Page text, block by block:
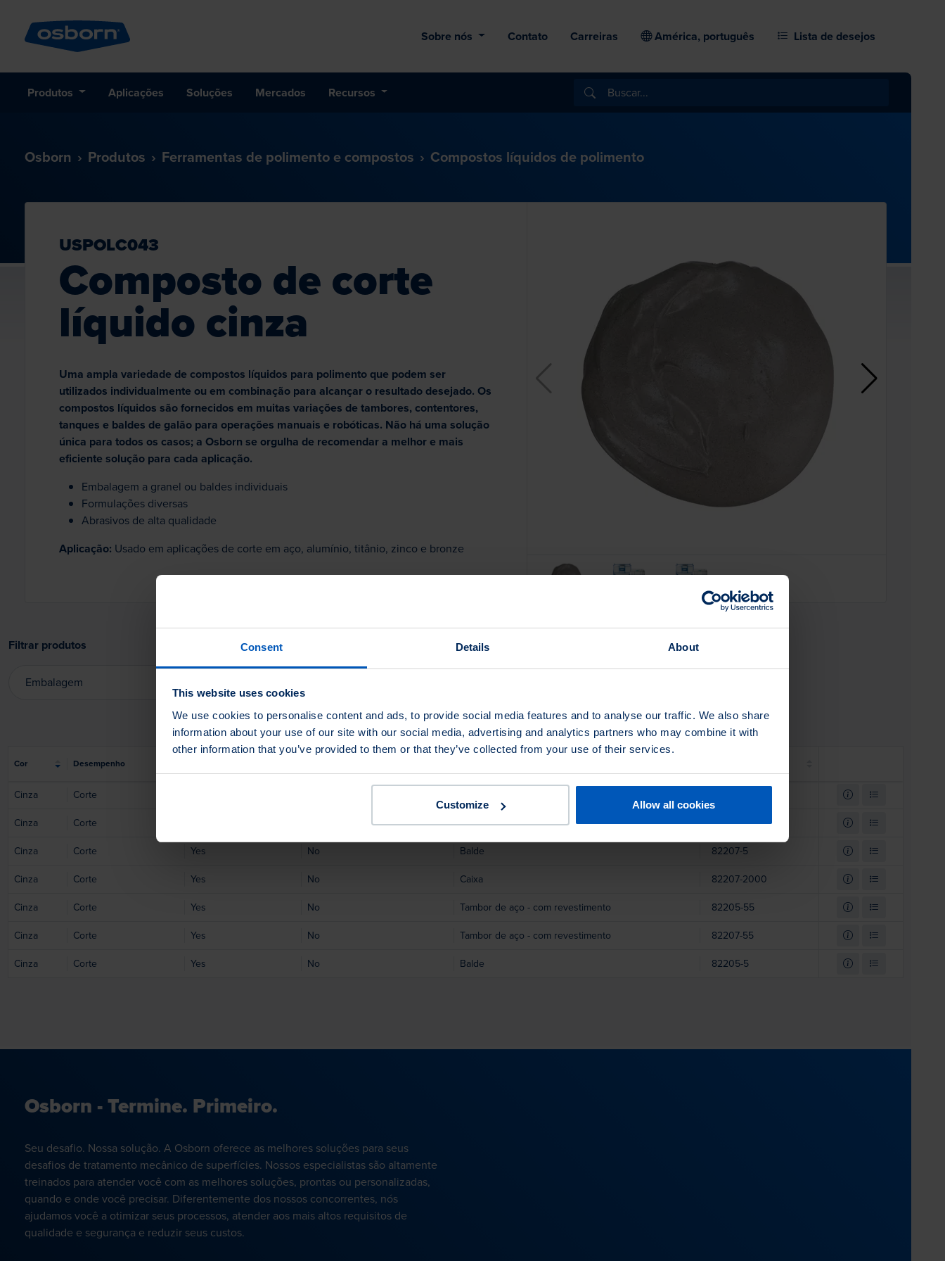
Consent Details About
This website uses cookies
We use cookies to personalise content and ads, to provide social media features and to analyse our traffic. We also share
information about your use of our site with our social media, advertising and analytics partners who may combine it with
other information that you’ve provided to them or that they’ve collected from your use of their services.
Customize Allow all cookies
Sobre nós Contato Carreiras América, português Lista de desejos
Produtos Aplicações Soluções Mercados Recursos
Osborn Produtos Ferramentas de polimento e compostos Compostos líquidos de polimento
USPOLC043
Composto de corte
líquido cinza
Uma ampla variedade de compostos líquidos para polimento que podem ser
utilizados individualmente ou em combinação para alcançar o resultado desejado. Os
compostos líquidos são fornecidos em muitas variações de tambores, contentores,
tanques e baldes de galão para operações manuais e robóticas. Não há uma solução
única para todos os casos; a Osborn se orgulha de recomendar a melhor e mais
eficiente solução para cada aplicação.
Embalagem a granel ou baldes individuais
Formulações diversas
Abrasivos de alta qualidade
Aplicação: Usado em aplicações de corte em aço, alumínio, titânio, zinco e bronze
Filtrar produtos
Embalagem
Cor Desempenho
Cinza Corte
Cinza
Corte Tambor de aço - sem revestimento
82203-55NL
Cinza
Corte Yes No Balde
82207-5
Cinza
Corte Yes No Caixa
82207-2000
Cinza
Corte Yes No Tambor de aço - com revestimento
82205-55
Cinza
Corte Yes No Tambor de aço - com revestimento
82207-55
Cinza
Corte Yes No Balde 82205-5
Osborn - Termine. Primeiro.
Seu desafio. Nossa solução. A Osborn oferece as melhores soluções para seus
desafios de tratamento mecânico de superfícies. Nossos especialistas são altamente
treinados para atender você com as melhores soluções, prontas ou personalizadas,
quando e onde você precisar. Diferentemente dos nossos concorrentes, nós
ajudamos você a otimizar seus processos, atender aos mais altos requisitos de
qualidade e segurança e reduzir seus custos.